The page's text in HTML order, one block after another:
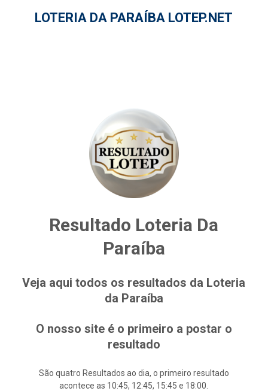
LOTERIA DA PARAÍBA LOTEP.NET
Resultado Loteria Da
Paraíba
Veja aqui todos os resultados da Loteria
da Paraíba
O nosso site é o primeiro a postar o
resultado
São quatro Resultados ao dia, o primeiro resultado
acontece as 10:45, 12:45, 15:45 e 18:00.